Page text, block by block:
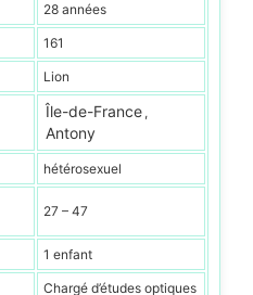
28 années
161
Lion
Île-de-France ,
Antony
hétérosexuel
27 – 47
1 enfant
Chargé d’études optiques